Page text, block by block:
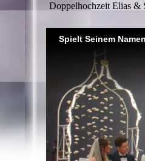
Doppelhochzeit Elias &
Spielt Seinem Namen